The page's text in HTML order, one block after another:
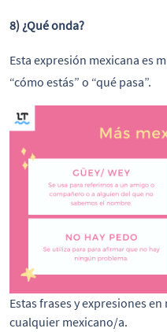
8) ¿Qué onda?
Esta expresión mexicana es
“cómo estás” o “qué pasa”.
Estas frases y expresiones
cualquier mexicano/a.